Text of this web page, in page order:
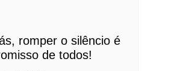
romper o silêncio é
de todos!